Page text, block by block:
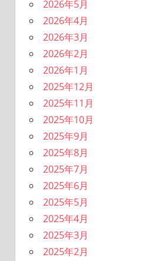
2026年5月
2026年4月
2026年3月
2026年2月
2026年1月
2025年12月
2025年11月
2025年10月
2025年9月
2025年8月
2025年7月
2025年6月
2025年5月
2025年4月
2025年3月
2025年2月